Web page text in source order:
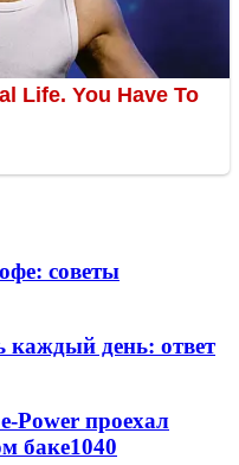
советы
каждый день: ответ
Power проехал
баке1040